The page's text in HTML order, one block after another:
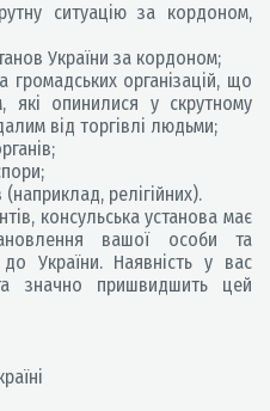
ситуацію за кордоном,
України за кордоном;
організацій, що
які опинилися у скрутному
від торгівлі людьми;
(наприклад, релігійних).
консульська установа має
вашої особи та
України. Наявність у вас
значно пришвидшить цей